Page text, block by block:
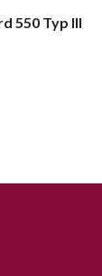
550 Typ III